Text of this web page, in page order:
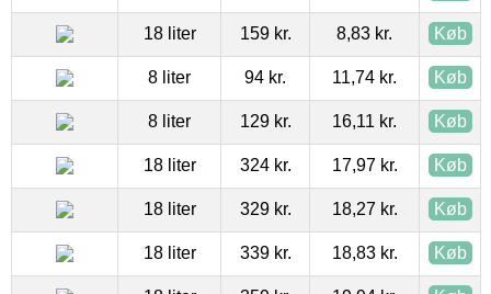
18 liter 159 kr. 8,83 kr. Køb
8 liter 94 kr. 11,74 kr. Køb
8 liter 129 kr. 16,11 kr. Køb
18 liter 324 kr. 17,97 kr. Køb
18 liter 329 kr. 18,27 kr. Køb
18 liter 339 kr. 18,83 kr. Køb